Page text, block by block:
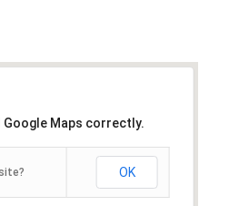
Google Maps correctly.
OK